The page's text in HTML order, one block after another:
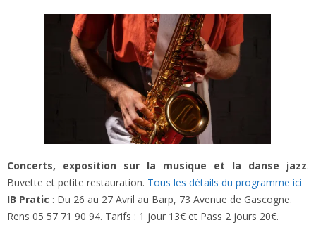
Concerts, exposition sur la musique et la danse jazz.
Buvette et petite restauration. Tous les détails du programme ici
IB Pratic : Du 26 au 27 Avril au Barp, 73 Avenue de Gascogne.
Rens 05 57 71 90 94. Tarifs : 1 jour 13€ et Pass 2 jours 20€.